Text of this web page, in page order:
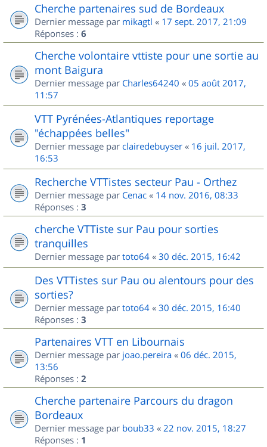
Cherche partenaires sud de Bordeaux
Dernier message par mikagtl « 17 sept. 2017, 21:09
Réponses : 6
Cherche volontaire vttiste pour une sortie au
mont Baigura
Dernier message par Charles64240 « 05 août 2017,
11:57
VTT Pyrénées-Atlantiques reportage
"échappées belles"
Dernier message par clairedebuyser « 16 juil. 2017,
16:53
Recherche VTTistes secteur Pau - Orthez
Dernier message par Cenac « 14 nov. 2016, 08:33
Réponses : 3
cherche VTTiste sur Pau pour sorties
tranquilles
Dernier message par toto64 « 30 déc. 2015, 16:42
Des VTTistes sur Pau ou alentours pour des
sorties?
Dernier message par toto64 « 30 déc. 2015, 16:40
Réponses : 3
Partenaires VTT en Libournais
Dernier message par joao.pereira « 06 déc. 2015,
13:56
Réponses : 2
Cherche partenaire Parcours du dragon
Bordeaux
Dernier message par boub33 « 22 nov. 2015, 18:27
Réponses : 1